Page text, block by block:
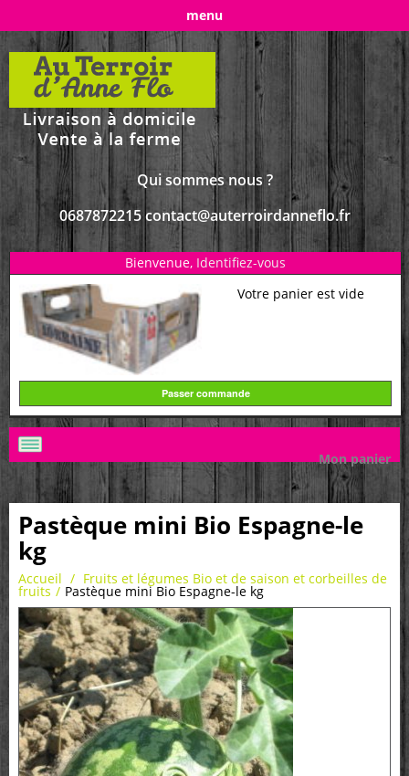
menu
Qui sommes nous ?
0687872215 contact@auterroirdanneflo.fr
Bienvenue, Identifiez-vous
Votre panier est vide
Passer commande
Mon panier
Pastèque mini Bio Espagne-le
kg
Accueil / Fruits et légumes Bio et de saison et corbeilles de
fruits / Pastèque mini Bio Espagne-le kg